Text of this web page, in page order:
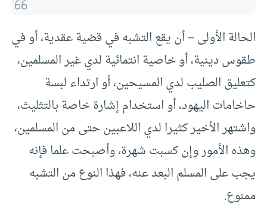
الحالة الأولى – أن يقع التشبه في قضية عقدية، أو في
طقوس دينية، أو خاصية انتمائية لدي غير المسلمين،
كتعليق الصليب لدي المسيحين، أو ارتداء لبسة
حاخامات اليهود، أو استخدام إشارة خاصة بالتثليث،
واشتهر الأخير كثيرا لدي اللاعبين حتى من المسلمين،
وهذه الأمور وإن كسبت شهرة، وأصبحت علما فإنه
يجب على المسلم البعد عنه، فهذا النوع من التشبه
ممنوع.